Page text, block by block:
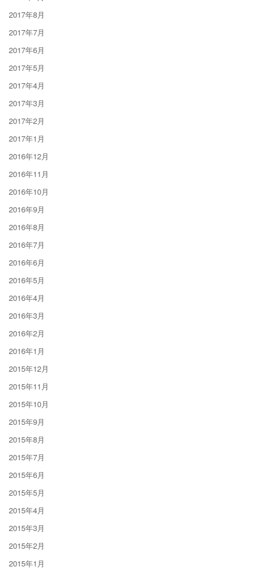
2017年8月
2017年7月
2017年6月
2017年5月
2017年4月
2017年3月
2017年2月
2017年1月
2016年12月
2016年11月
2016年10月
2016年9月
2016年8月
2016年7月
2016年6月
2016年5月
2016年4月
2016年3月
2016年2月
2016年1月
2015年12月
2015年11月
2015年10月
2015年9月
2015年8月
2015年7月
2015年6月
2015年5月
2015年4月
2015年3月
2015年2月
2015年1月